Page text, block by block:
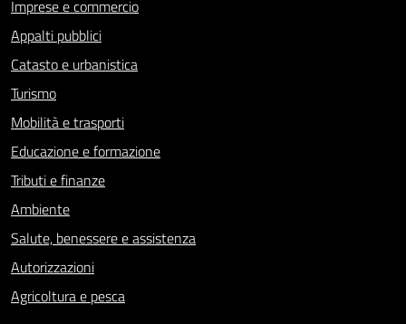
Imprese e commercio
Appalti pubblici
Catasto e urbanistica
Turismo
Mobilità e trasporti
Educazione e formazione
Tributi e finanze
Ambiente
Salute, benessere e assistenza
Autorizzazioni
Agricoltura e pesca